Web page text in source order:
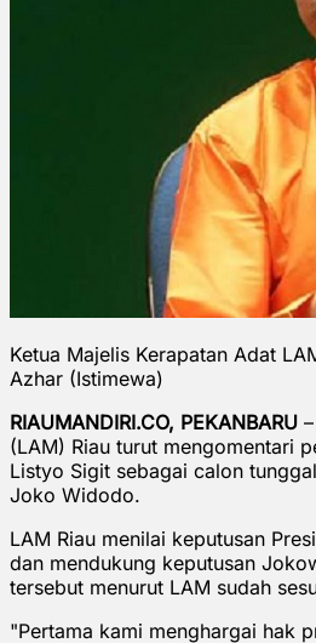
Ketua Majelis Kerapatan Adat
Azhar (Istimewa)
RIAUMANDIRI.CO, PEKANBARU
(LAM) Riau turut mengomentari
Listyo Sigit sebagai calon
Joko Widodo.
LAM Riau menilai keputusan
dan mendukung keputusan
tersebut menurut LAM sudah
"Pertama kami menghargai hak